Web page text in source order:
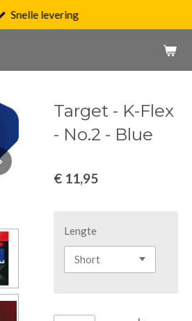
Snelle levering
Target - K-Flex
- No.2 - Blue
€ 11,95
Lengte